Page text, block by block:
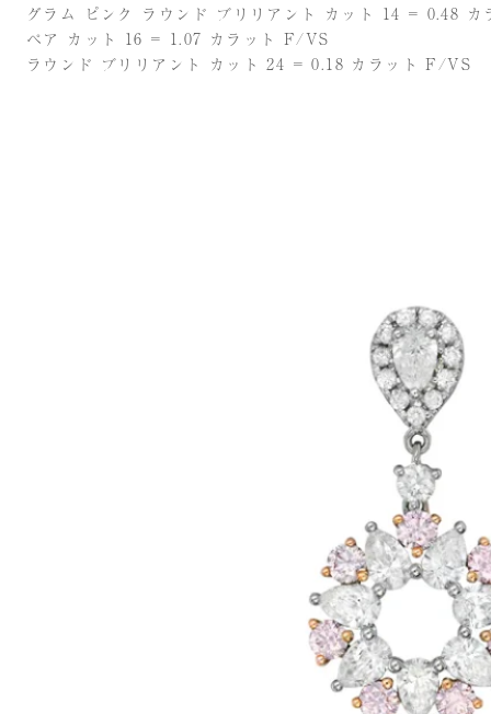
グラム ピンク ラウンド ブリリアント カット 14 = 0.48
ペア カット 16 = 1.07 カラット F/VS
ラウンド ブリリアント カット 24 = 0.18 カラット F/VS